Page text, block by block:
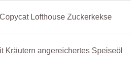
Lofthouse Zuckerkekse
Kräutern angereichertes Speiseöl